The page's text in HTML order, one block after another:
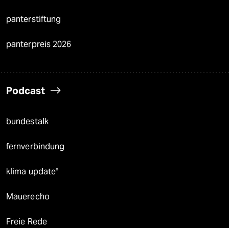
panterstiftung
panterpreis 2026
Podcast
bundestalk
fernverbindung
klima update°
Mauerecho
Freie Rede